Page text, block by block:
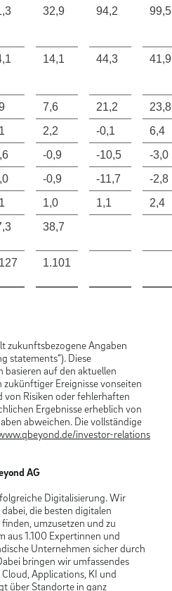
32,9 94,2 99,5
14,1 44,3 41,9
7,6 21,2 23,8
2,2 -0,1 6,4
-0,9 -10,5 -3,0
-0,9 -11,7 -2,8
1,0 1,1 2,4
38,7
1.101
zukunftsbezogene Angaben
statements“). Diese
auf den aktuellen
Ereignisse vonseiten
Risiken oder fehlerhaften
Ergebnisse erheblich von
abweichen. Die vollständige
investor-relations
AG
Digitalisierung. Wir
die besten digitalen
umzusetzen und zu
aus 1.100 Expertinnen und
Unternehmen sicher durch
bringen wir umfassendes
Applications, KI und
über Standorte in ganz